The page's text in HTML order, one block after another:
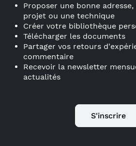
Proposer une bonne
projet ou une technique
Créer votre bibliothèque
Télécharger les documents
Partager vos retours
commentaire
Recevoir la newsletter
actualités
S'inscrire